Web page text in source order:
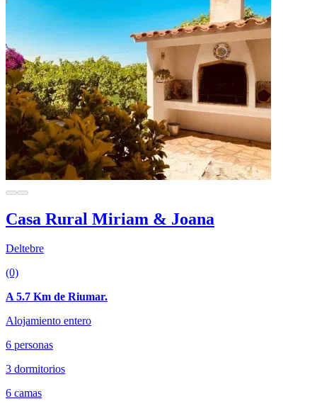
Casa Rural Miriam & Joana
Deltebre
(0)
A 5.7 Km de Riumar.
Alojamiento entero
6 personas
3 dormitorios
6 camas